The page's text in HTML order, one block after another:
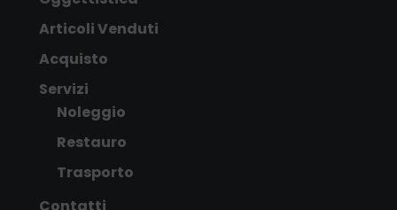
Articoli Venduti
Acquisto
Servizi
Noleggio
Restauro
Trasporto